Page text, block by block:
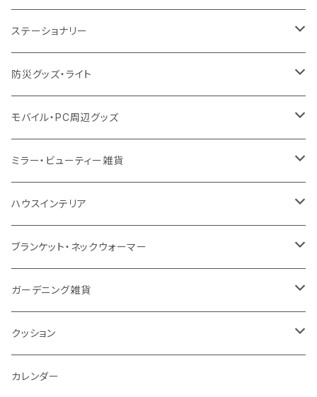
不織布
保冷
スウェット
ポリエステル
不織布
保冷
EVA
防水
ナイロン
デニム・デニムライク
ポリエステル
リネン
クリアボトル
カスタムデザインボトル
プラスチック2層タンブラー
アルミタンブラー
バンブータンブラー
コーヒー配合タンブラー
カスタムデザインタンブラー
ステンレス
バンブー
コーヒー配合
プラスチック
陶器
磁器マグ・湯呑
カスタムデザイン
カトラリー
フードポット
コースター
ドリンク用品
保存容器
キッチンツール
ステーショナリー
単色ボールペン
多機能ペン
ペンケース
メモ
ノート
付箋
トレイ
パットカバー、ブックカバー
防災グッズ・ライト
防災セット
ラジオ・スピーカー
ハンディライト
デスクライト
付属ライト
ランタン
非常食
モバイル・PC周辺グッズ
チャージャー
充電器
モバイルスタンド
モバイルリング
アクセサリー・スマホケース
タッチペン
ミラー・ビューティー雑貨
折りたたみ式ミラー
スライド式ミラー
ケース付きミラー
手持ちミラー
ビューティー雑貨
ハウスインテリア
ピクチャーボード、ポスター
フォトフレーム、スタンド
キーホルダー
時計
ブランケット・ネックウォーマー
ブランケット
ネックウォーマー
マフラー・ストール
ガーデニング雑貨
F.O.B COOP
クッション
折りたたみクッション
カレンダー